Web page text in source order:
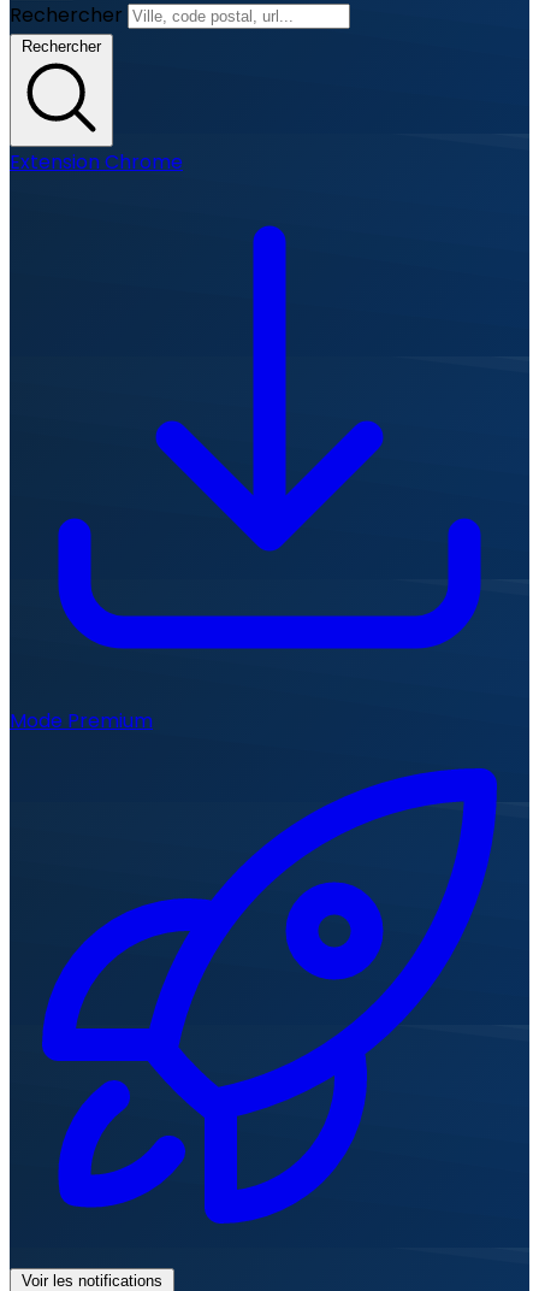
Rechercher
Rechercher
Extension Chrome
Mode Premium
Voir les notifications